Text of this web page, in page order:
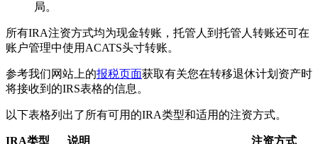
局。
所有IRA注资方式均为现金转账，托管人到托管人转账还可在
账户管理中使用ACATS头寸转账。
参考我们网站上的报税页面获取有关您在转移退休计划资产时
将接收到的IRS表格的信息。
以下表格列出了所有可用的IRA类型和适用的注资方式。
IRA类型 说明 注资方式